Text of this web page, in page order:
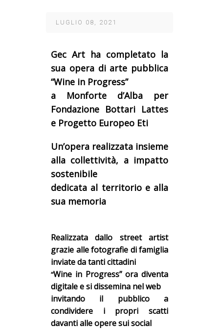
LUGLIO 08, 2021
Gec Art ha completato la
sua opera di arte pubblica
“Wine in Progress”
a Monforte d’Alba per
Fondazione Bottari Lattes
e Progetto Europeo Eti
Un’opera realizzata insieme
alla collettività, a impatto
sostenibile
dedicata al territorio e alla
sua memoria
Realizzata dallo street artist
grazie alle fotografie di famiglia
inviate da tanti cittadini
“Wine in Progress” ora diventa
digitale e si dissemina nel web
invitando il pubblico a
condividere i propri scatti
davanti alle opere sui social